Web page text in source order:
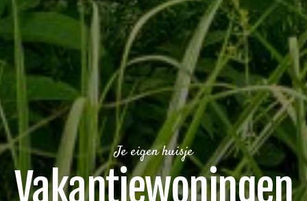
Je eigen huisje
Vakantiewoningen